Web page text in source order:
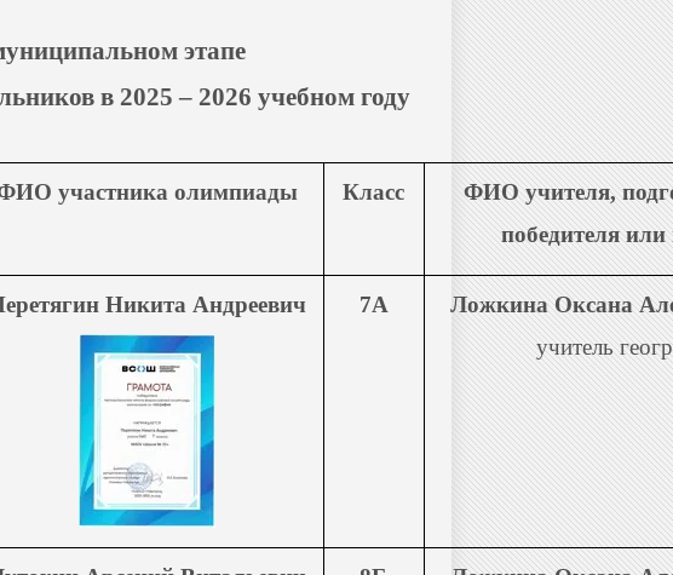
этапе
в 2025 – 2026 учебном году
участника олимпиады Класс
ФИО учителя,
победителя или
Никита Андреевич 7А
Ложкина Оксана
учитель